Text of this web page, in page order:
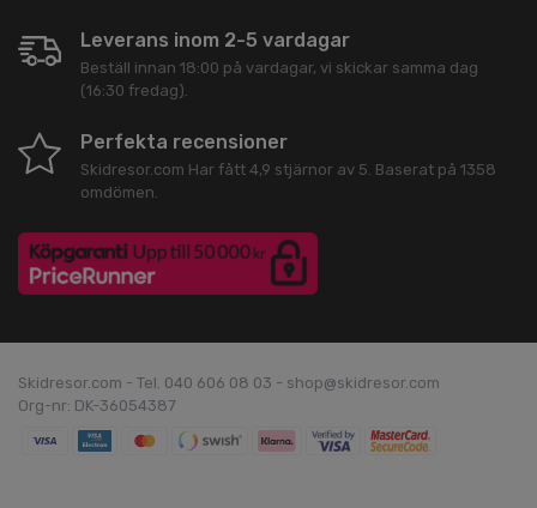
Leverans inom 2-5 vardagar
Beställ innan 18:00 på vardagar, vi skickar samma dag
(16:30 fredag).
Perfekta recensioner
Skidresor.com Har fått 4,9 stjärnor av 5 . Baserat på 1358
omdömen.
Skidresor.com - Tel. 040 606 08 03 - shop@skidresor.com
Org-nr: DK-36054387